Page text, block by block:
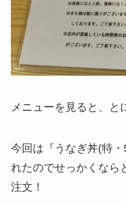
メニューを見ると、と
今回は『うなぎ丼(特
れたのでせっかくなら
注文！